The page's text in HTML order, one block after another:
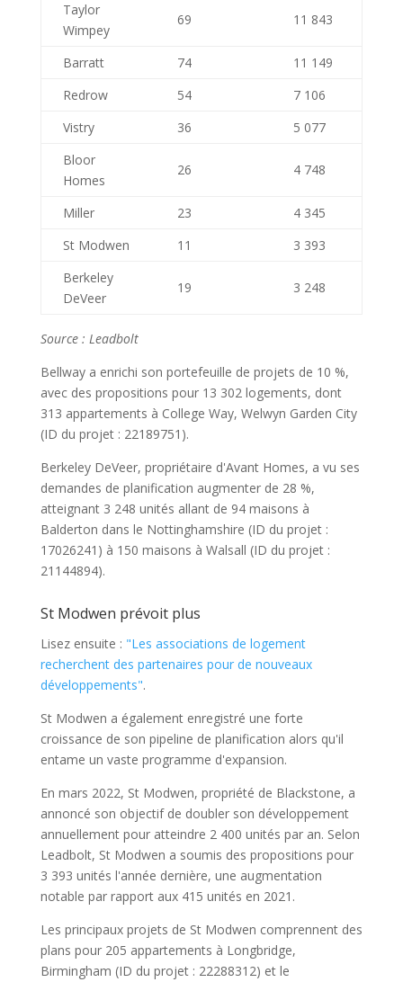
Taylor
Wimpey
69 11 843
Barratt 74
11 149
Redrow
54
7 106
Vistry
36
5 077
Bloor
Homes
26 4 748
Miller 23
4 345
St Modwen
11
3 393
Berkeley
DeVeer
19 3 248
Source : Leadbolt
Bellway a enrichi son portefeuille de projets de 10 %,
avec des propositions pour 13 302 logements, dont
313 appartements à College Way, Welwyn Garden City
(ID du projet : 22189751).
Berkeley DeVeer, propriétaire d'Avant Homes, a vu ses
demandes de planification augmenter de 28 %,
atteignant 3 248 unités allant de 94 maisons à
Balderton dans le Nottinghamshire (ID du projet :
17026241) à 150 maisons à Walsall (ID du projet :
21144894).
St Modwen prévoit plus
Lisez ensuite : "Les associations de logement
recherchent des partenaires pour de nouveaux
développements".
St Modwen a également enregistré une forte
croissance de son pipeline de planification alors qu'il
entame un vaste programme d'expansion.
En mars 2022, St Modwen, propriété de Blackstone, a
annoncé son objectif de doubler son développement
annuellement pour atteindre 2 400 unités par an. Selon
Leadbolt, St Modwen a soumis des propositions pour
3 393 unités l'année dernière, une augmentation
notable par rapport aux 415 unités en 2021.
Les principaux projets de St Modwen comprennent des
plans pour 205 appartements à Longbridge,
Birmingham (ID du projet : 22288312) et le